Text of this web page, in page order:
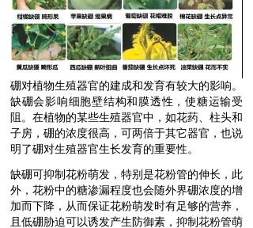
硼对植物生殖器官的建成和发育有较大的影响。
缺硼会影响细胞壁结构和膜透性，使糖运输受
阻。在植物的某些生殖器官中，如花药、柱头和
子房，硼的浓度很高，可两倍于其它器官，也说
明了硼对生殖器官生长发育的重要性。
缺硼可抑制花粉萌发，特别是花粉管的伸长，此
外，花粉中的糖渗漏程度也会随外界硼浓度的增
加而下降，从而保证花粉萌发时有足够的营养，
且低硼胁迫可以诱发产生防御素，抑制花粉管萌